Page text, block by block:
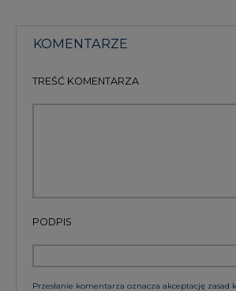
KOMENTARZE
TREŚĆ KOMENTARZA
PODPIS
Przesłanie komentarza oznacza akceptację zasad